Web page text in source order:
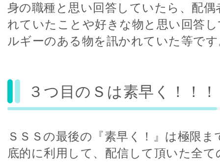
身の職種と思い回答していたら、配偶
れていたことや好きな物と思い回答
ルギーのある物を訊かれていた等で
３つ目のＳは素早く！！！
ＳＳＳの最後の『素早く！』は極限ま
底的に利用して、配信して頂いた全